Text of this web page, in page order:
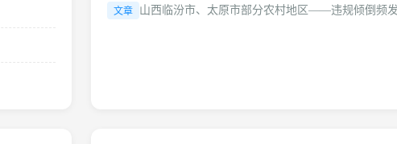
文章 山西临汾市、太原市部分农村地区——违规倾倒频